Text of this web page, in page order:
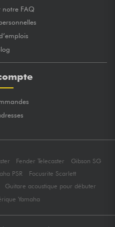
notre FAQ
Fender Telecaster
Gibson SG
PSR
Focusrite Scarlett
Guitare acoustique pour débuter
Yamaha